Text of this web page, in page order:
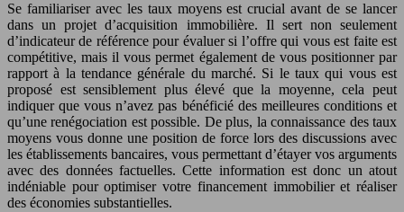
Se familiariser avec les taux moyens est crucial avant de se lancer
dans un projet d’acquisition immobilière. Il sert non seulement
d’indicateur de référence pour évaluer si l’offre qui vous est faite est
compétitive, mais il vous permet également de vous positionner par
rapport à la tendance générale du marché. Si le taux qui vous est
proposé est sensiblement plus élevé que la moyenne, cela peut
indiquer que vous n’avez pas bénéficié des meilleures conditions et
qu’une renégociation est possible. De plus, la connaissance des taux
moyens vous donne une position de force lors des discussions avec
les établissements bancaires, vous permettant d’étayer vos arguments
avec des données factuelles. Cette information est donc un atout
indéniable pour optimiser votre financement immobilier et réaliser
des économies substantielles.